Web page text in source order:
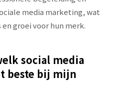
media marketing, wat
groei voor hun merk.
social media
beste bij mijn